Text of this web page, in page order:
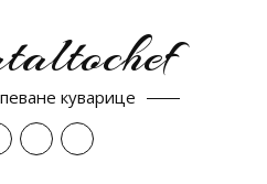
куварице